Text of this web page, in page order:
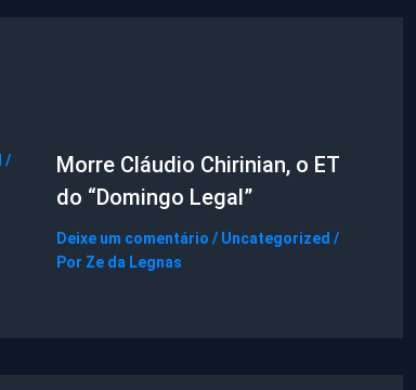
/
Morre Cláudio Chirinian, o ET
do “Domingo Legal”
Deixe um comentário / Uncategorized /
Por Ze da Legnas